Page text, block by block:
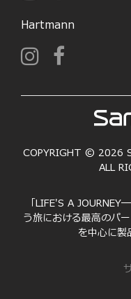
Hartmann
COPYRIGHT © 2026
ALL
「LIFE'S A
う旅における最高のパ
を中心に製